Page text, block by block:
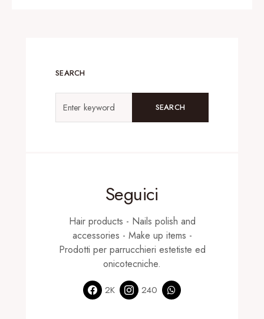
SEARCH
SEARCH
Seguici
Hair products - Nails polish and
accessories - Make up items -
Prodotti per parrucchieri estetiste ed
onicotecniche.
2K 240